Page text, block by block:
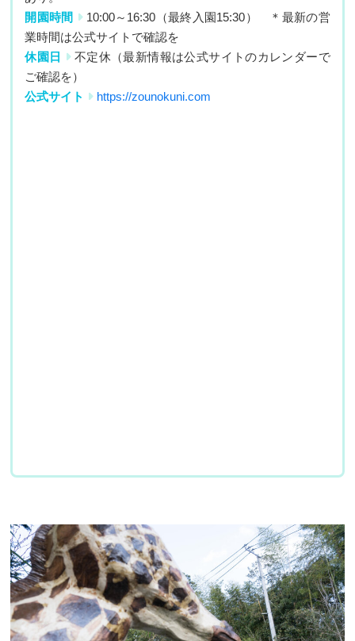
開園時間
10:00～16:30（最終入園15:30） ＊最新の営
業時間は公式サイトで確認を
休園日
不定休（最新情報は公式サイトのカレンダーで
ご確認を）
公式サイト
https://zounokuni.com